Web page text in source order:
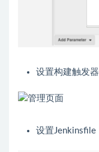
设置构建触发器
设置Jenkinsfile